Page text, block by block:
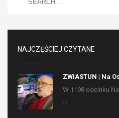
NAJCZĘŚCIEJ CZYTANE
ZWIASTUN | Na
W 1198 odcinku
...